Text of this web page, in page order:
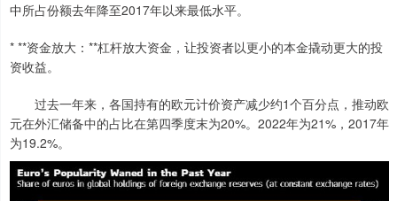
中所占份额去年降至2017年以来最低水平。
* **资金放大：**杠杆放大资金，让投资者以更小的本金撬动更大的投
资收益。
过去一年来，各国持有的欧元计价资产减少约1个百分点，推动欧
元在外汇储备中的占比在第四季度末为20%。2022年为21%，2017年
为19.2%。